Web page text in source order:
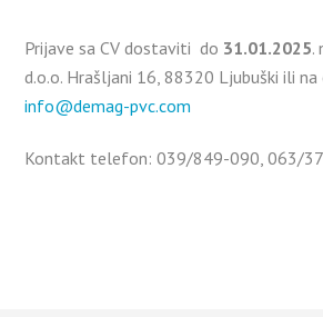
Prijave sa CV dostaviti do 31.01.2025.
d.o.o. Hrašljani 16, 88320 Ljubuški ili
info@demag-pvc.com
Kontakt telefon: 039/849-090, 063/